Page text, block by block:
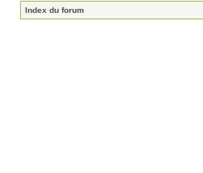
Index du forum